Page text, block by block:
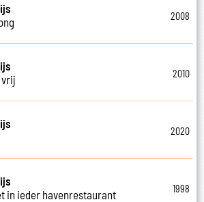
2008
2010
2020
in ieder havenrestaurant
1998